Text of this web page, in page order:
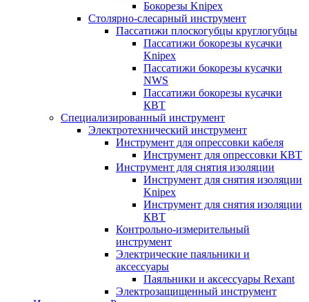
Бокорезы Knipex
Столярно-слесарный инструмент
Пассатижи плоскогубцы круглогубцы
Пассатижи бокорезы кусачки
Knipex
Пассатижи бокорезы кусачки
NWS
Пассатижи бокорезы кусачки
КВТ
Специализированный инструмент
Электротехнический инструмент
Инструмент для опрессовки кабеля
Инструмент для опрессовки КВТ
Инструмент для снятия изоляции
Инструмент для снятия изоляции
Knipex
Инструмент для снятия изоляции
КВТ
Контрольно-измерительный
инструмент
Электрические паяльники и
аксессуары
Паяльники и аксессуары Rexant
Электрозащищенный инструмент